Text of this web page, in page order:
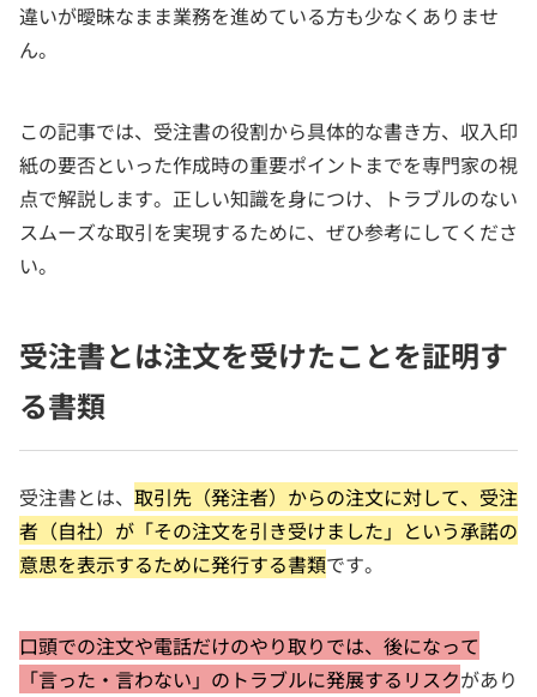
違いが曖昧なまま業務を進めている方も少なくありませ
ん。
この記事では、受注書の役割から具体的な書き方、収入印
紙の要否といった作成時の重要ポイントまでを専門家の視
点で解説します。正しい知識を身につけ、トラブルのない
スムーズな取引を実現するために、ぜひ参考にしてくださ
い。
受注書とは注文を受けたことを証明す
る書類
受注書とは、 取引先（発注者）からの注文に対して、受注
者（自社）が「その注文を引き受けました」という承諾の
意思を表示するために発行する書類です。
口頭での注文や電話だけのやり取りでは、後になって
「言った・言わない」のトラブルに発展するリスクがあり